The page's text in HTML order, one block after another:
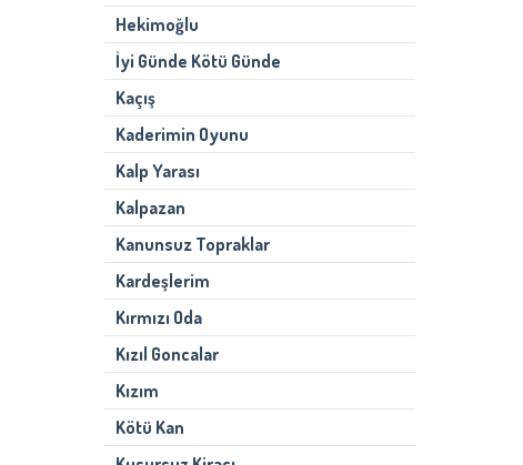
Hekimoğlu
İyi Günde Kötü Günde
Kaçış
Kaderimin Oyunu
Kalp Yarası
Kalpazan
Kanunsuz Topraklar
Kardeşlerim
Kırmızı Oda
Kızıl Goncalar
Kızım
Kötü Kan